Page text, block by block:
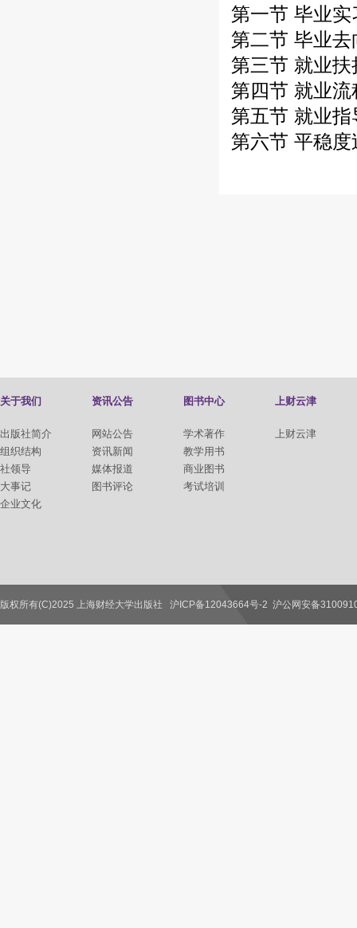
第一节 毕业
第二节 毕业去
第三节 就业扶
第四节 就业
第五节 就业
第六节 平稳
关于我们
出版社简介
组织结构
社领导
大事记
企业文化
资讯公告
网站公告
资讯新闻
媒体报道
图书评论
图书中心
学术著作
教学用书
商业图书
考试培训
上财云津
上财云津
联系我们
版权所有(C)2025 上海财经大学出版社 沪ICP备12043664号-2 沪公网安备